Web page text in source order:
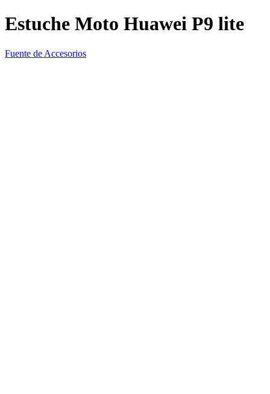
Estuche Moto Huawei P9 lite
Fuente de Accesorios